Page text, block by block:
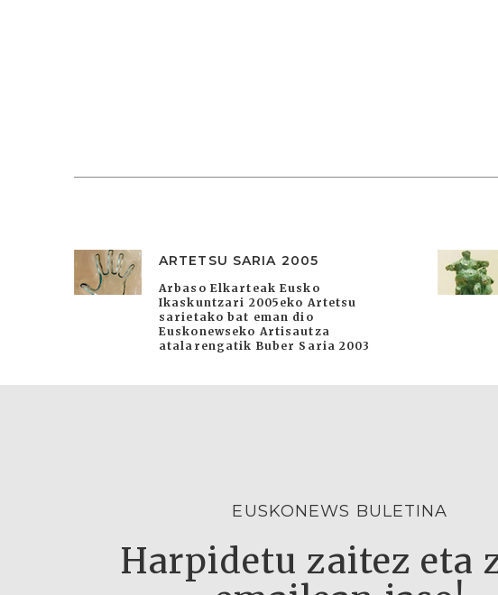
ARTETSU SARIA 2005
Arbaso Elkarteak Eusko
Ikaskuntzari 2005eko Artetsu
sarietako bat eman dio
Euskonewseko Artisautza
atalarengatik Buber Saria 2003
EUSKONEWS BULETINA
Harpidetu zaitez eta